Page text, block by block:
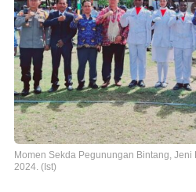
Momen Sekda Pegunungan Bintang,
2024. (Ist)